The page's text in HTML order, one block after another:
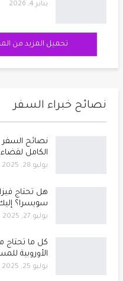
يناير 4, 2026
تحميل المزيد من
نصائح خبراء السفر
نصائح السفر
الكامل لقضاء
يوليو 28, 2025
هل تحتاج
سويسرا؟
يوليو 27, 2025
كل ما تحتاج
الأوروبية
يوليو 25, 2025